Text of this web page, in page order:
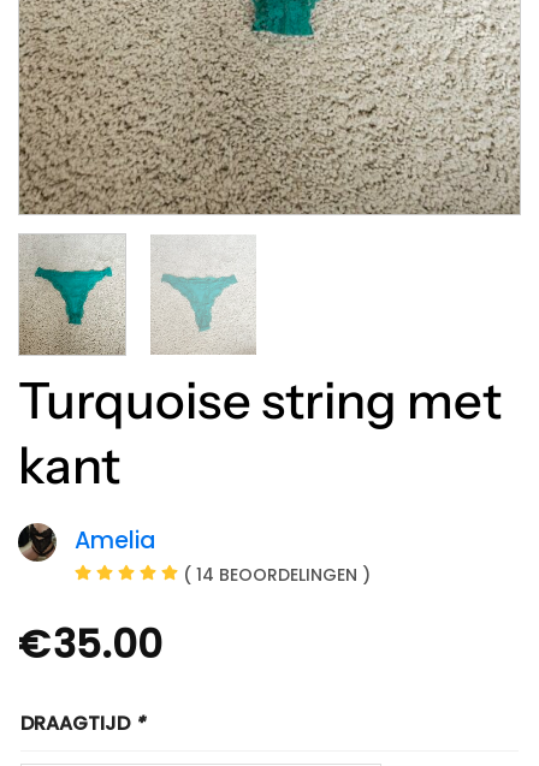
Turquoise string met
kant
Amelia
( 14 BEOORDELINGEN )
€35.00
DRAAGTIJD *